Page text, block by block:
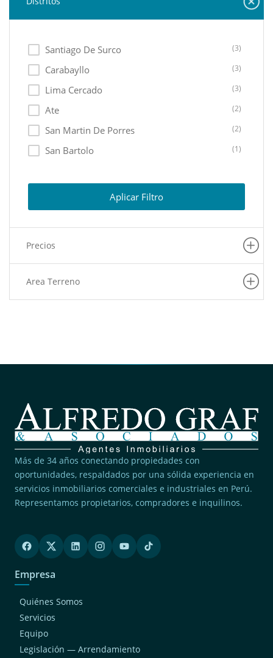
Santiago De Surco (3)
Carabayllo (3)
Lima Cercado (3)
Ate (2)
San Martin De Porres (2)
San Bartolo (1)
San Juan De Lurigancho (1)
San Luis (1)
Lurigancho
Aplicar Filtro
Precios
Area Terreno
Más de 34 años conectando propiedades con
oportunidades, respaldados por una sólida experiencia en
servicios inmobiliarios comerciales e industriales en Perú.
Representamos propietarios, compradores e inquilinos.
Empresa
Quiénes Somos
Servicios
Equipo
Legislación — Arrendamiento